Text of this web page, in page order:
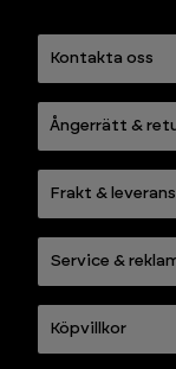
Kontakta oss
Ångerrätt &
Frakt & leverans
Service &
Köpvillkor